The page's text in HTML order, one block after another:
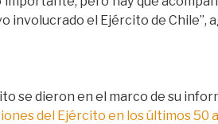
involucrado el Ejército de Chile”,
se dieron en el marco de su
del Ejército en los últimos 50